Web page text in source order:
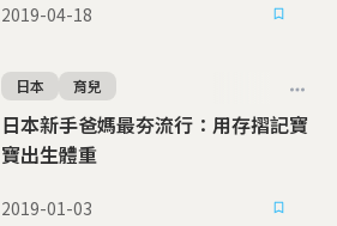
2019-04-18
日本新手爸媽最夯流行：用存摺記寶
寶出生體重
日本 育兒
2019-01-03